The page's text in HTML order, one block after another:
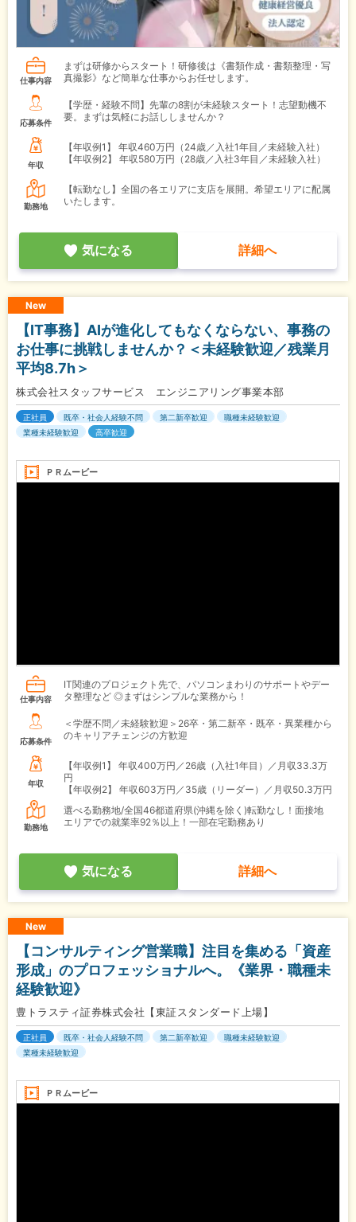
仕事内容
まずは研修からスタート！研修後は《書類作成・書類整理・写
真撮影》など簡単な仕事からお任せします。
応募条件
【学歴・経験不問】先輩の8割が未経験スタート！志望動機不
要。まずは気軽にお話ししませんか？
年収
【年収例1】
年収460万円（24歳／入社1年目／未経験入社）
【年収例2】
年収580万円（28歳／入社3年目／未経験入社）
勤務地
【転勤なし】全国の各エリアに支店を展開。希望エリアに配属
いたします。
気になる 詳細へ
New
【IT事務】AIが進化してもなくならない、事務の
お仕事に挑戦しませんか？＜未経験歓迎／残業月
平均8.7h＞
株式会社スタッフサービス エンジニアリング事業本部
正社員 既卒・社会人経験不問 第二新卒歓迎
職種未経験歓迎
業種未経験歓迎
高卒歓迎
ＰＲムービー
仕事内容
IT関連のプロジェクト先で、パソコンまわりのサポートやデー
タ整理など ◎まずはシンプルな業務から！
応募条件
＜学歴不問／未経験歓迎＞26卒・第二新卒・既卒・異業種から
のキャリアチェンジの方歓迎
年収
【年収例1】
年収400万円／26歳（入社1年目）／月収33.3万
円
【年収例2】
年収603万円／35歳（リーダー）／月収50.3万円
勤務地
選べる勤務地/全国46都道府県(沖縄を除く)転勤なし！面接地
エリアでの就業率92％以上！一部在宅勤務あり
気になる 詳細へ
New
【コンサルティング営業職】注目を集める「資産
形成」のプロフェッショナルへ。《業界・職種未
経験歓迎》
豊トラスティ証券株式会社【東証スタンダード上場】
正社員 既卒・社会人経験不問 第二新卒歓迎
職種未経験歓迎
業種未経験歓迎
ＰＲムービー